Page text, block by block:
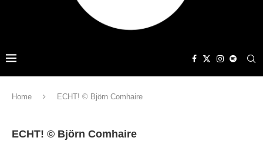
Home ECHT! © Björn Comhaire
ECHT! © Björn Comhaire